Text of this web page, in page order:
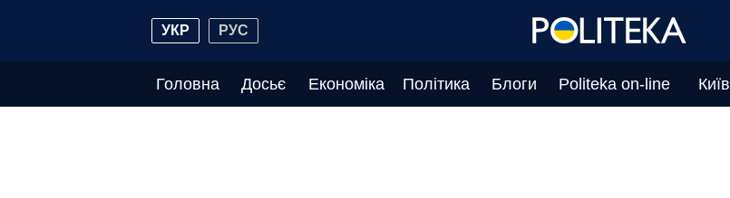
УКР РУС
Головна Досьє Економіка Політика Блоги Politeka on-line Київ